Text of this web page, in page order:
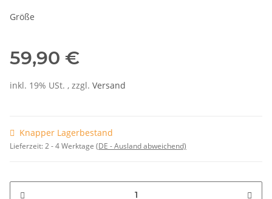
Größe
59,90 €
inkl. 19% USt. , zzgl. Versand
Knapper Lagerbestand
Lieferzeit:2 - 4 Werktage (DE - Ausland abweichend)